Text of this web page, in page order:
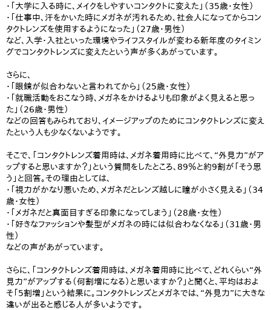
・「大学に入る時に、メイクをしやすいコンタクトに変えた」（35歳・女性）
・「仕事中、汗をかいた時にメガネが汚れるため、社会人になってからコン
タクトレンズを使用するようになった」（27歳・男性）
など、入学・入社といった環境やライフスタイルが変わる新年度のタイミン
グでコンタクトレンズに変えたという声が多くあがっています。
さらに、
・「眼鏡が似合わないと言われてから」（25歳・女性）
・「就職活動をおこなう時、メガネをかけるよりも印象がよく見えると思っ
た」（26歳・男性）
などの回答もみられており、イメージアップのためにコンタクトレンズに変え
たという人も少なくないようです。
そこで、「コンタクトレンズ着用時は、メガネ着用時に比べて、“外見力”がア
ップすると思いますか？」という質問をしたところ、89％と約9割が「そう思
う」と回答。その理由としては、
・「視力がかなり悪いため、メガネだとレンズ越しに瞳が小さく見える」（34
歳・女性）
・「メガネだと真面目すぎる印象になってしまう」（28歳・女性）
・「好きなファッションや髪型がメガネの時には似合わなくなる」（31歳・男
性）
などの声があがっています。
さらに、「コンタクトレンズ着用時は、メガネ着用時に比べて、どれくらい“外
見力”がアップする（何割増になる）と思いますか？」と聞くと、平均はおよ
そ「5割増」という結果に。コンタクトレンズとメガネでは、“外見力”に大きな
違いが出ると感じる人が多いようです。